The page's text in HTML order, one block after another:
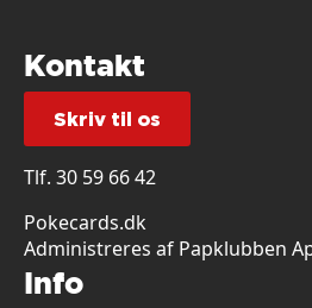
Kontakt
Skriv til os
Tlf. 30 59 66 42
Pokecards.dk
Administreres af Papklubben
Info